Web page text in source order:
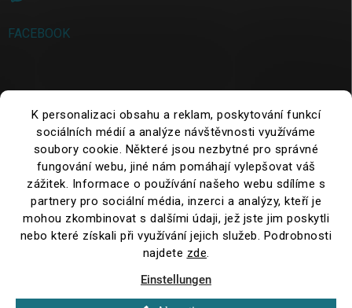
K personalizaci obsahu a reklam, poskytování funkcí
sociálních médií a analýze návštěvnosti využíváme
soubory cookie. Některé jsou nezbytné pro správné
fungování webu, jiné nám pomáhají vylepšovat váš
zážitek. Informace o používání našeho webu sdílíme s
partnery pro sociální média, inzerci a analýzy, kteří je
mohou zkombinovat s dalšími údaji, jež jste jim poskytli
nebo které získali při využívání jejich služeb. Podrobnosti
najdete zde.
Einstellungen
Neu: Erhalten Sie KOSTENLOSEN Versand ab 2.500 CZK
FACEBOOK
Suchen
WePack.cz. Alle Rechte vorbehalten.
Einstellungen ändern